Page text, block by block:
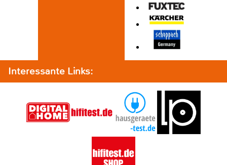
Interessante Links: